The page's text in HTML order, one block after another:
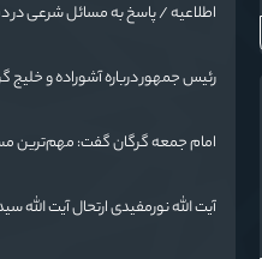
اطلاعیه / پاسخ به مسائل شرعی در
رئیس جمهور درباره آشوراده و خلیج
امام جمعه گرگان گفت: مهم‌ترین
دانش‌آموزان، انسان‌سازی و تربیت
موثر و مفید برای آینده ایران
آیت الله نورمفیدی ارتحال آیت الله